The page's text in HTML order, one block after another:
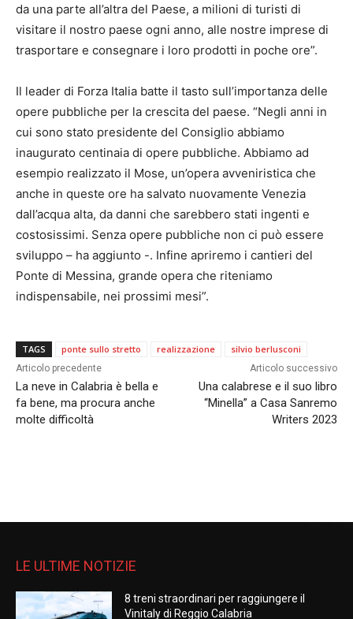
da una parte all’altra del Paese, a milioni di turisti di
visitare il nostro paese ogni anno, alle nostre imprese di
trasportare e consegnare i loro prodotti in poche ore”.
Il leader di Forza Italia batte il tasto sull’importanza delle
opere pubbliche per la crescita del paese. “Negli anni in
cui sono stato presidente del Consiglio abbiamo
inaugurato centinaia di opere pubbliche. Abbiamo ad
esempio realizzato il Mose, un’opera avveniristica che
anche in queste ore ha salvato nuovamente Venezia
dall’acqua alta, da danni che sarebbero stati ingenti e
costosissimi. Senza opere pubbliche non ci può essere
sviluppo – ha aggiunto -. Infine apriremo i cantieri del
Ponte di Messina, grande opera che riteniamo
indispensabile, nei prossimi mesi”.
TAGS ponte sullo stretto realizzazione silvio berlusconi
Articolo precedente
La neve in Calabria è bella e
fa bene, ma procura anche
molte difficoltà
Articolo successivo
Una calabrese e il suo libro
“Minella” a Casa Sanremo
Writers 2023
LE ULTIME NOTIZIE
8 treni straordinari per raggiungere il
Vinitaly di Reggio Calabria